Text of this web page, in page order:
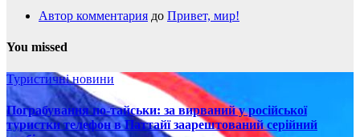
Автор комментария до Привет, мир!
You missed
Туристичні новини
Пограбування по-тайськи: за вирваний у російської
туристки телефон в Паттайї заарештований серійний